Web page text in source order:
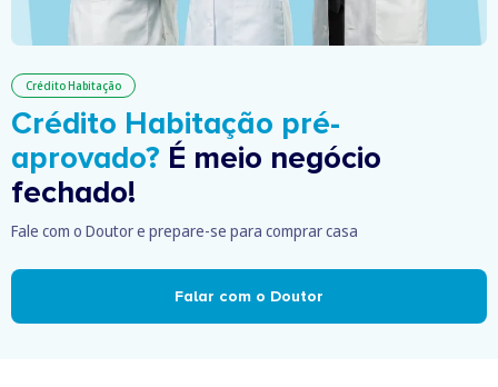
Crédito Habitação
Crédito Habitação pré-
aprovado? É meio negócio
fechado!
Fale com o Doutor e prepare-se para comprar casa
Falar com o Doutor